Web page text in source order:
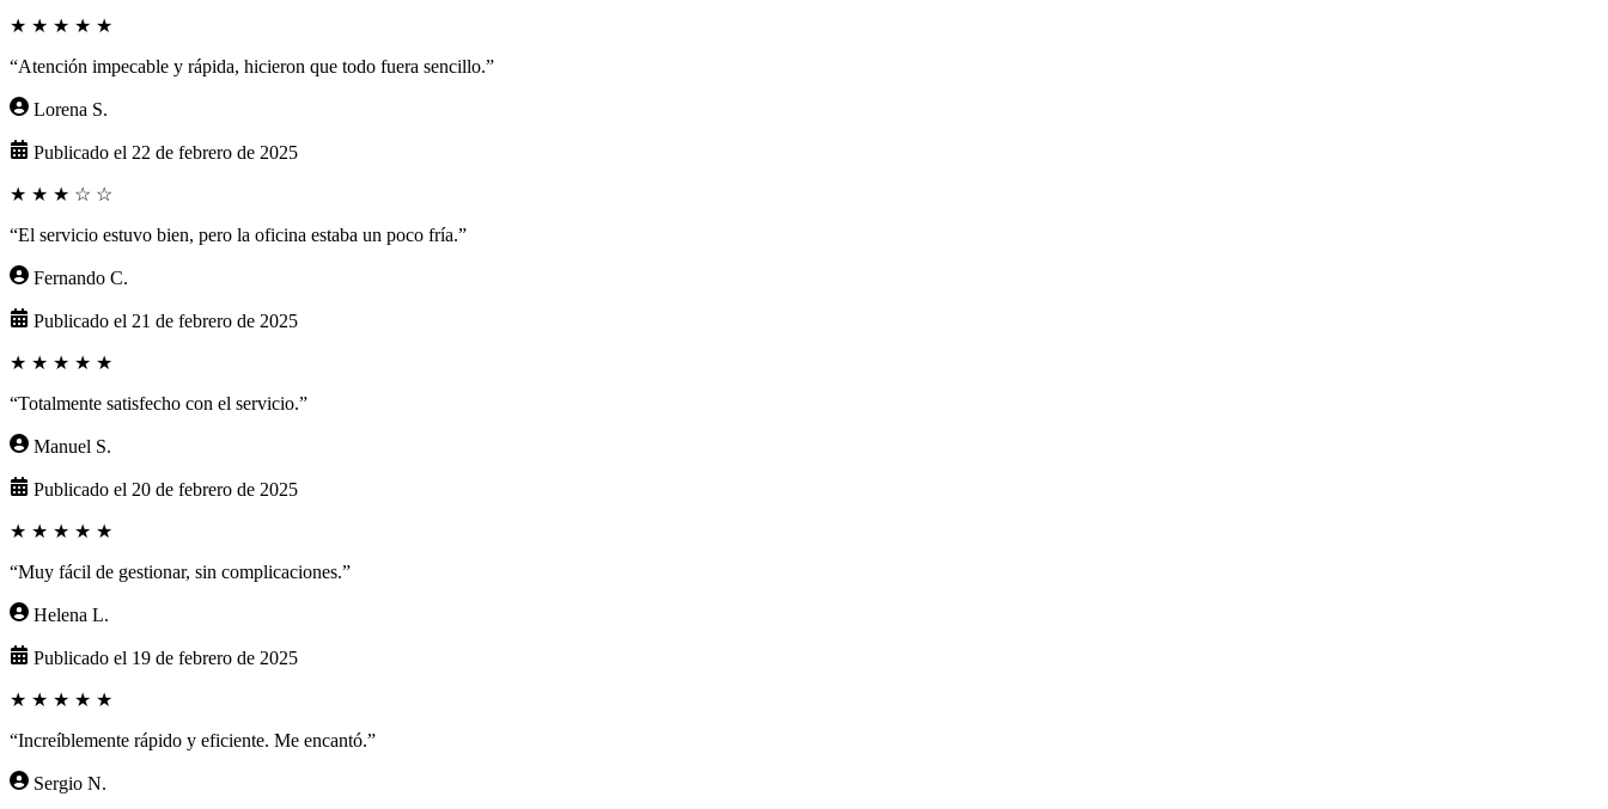
★ ★ ★ ★ ★
“Atención impecable y rápida, hicieron que todo fuera sencillo.”
Lorena S.
Publicado el 22 de febrero de 2025
★ ★ ★ ☆ ☆
“El servicio estuvo bien, pero la oficina estaba un poco fría.”
Fernando C.
Publicado el 21 de febrero de 2025
★ ★ ★ ★ ★
“Totalmente satisfecho con el servicio.”
Manuel S.
Publicado el 20 de febrero de 2025
★ ★ ★ ★ ★
“Muy fácil de gestionar, sin complicaciones.”
Helena L.
Publicado el 19 de febrero de 2025
★ ★ ★ ★ ★
“Increíblemente rápido y eficiente. Me encantó.”
Sergio N.